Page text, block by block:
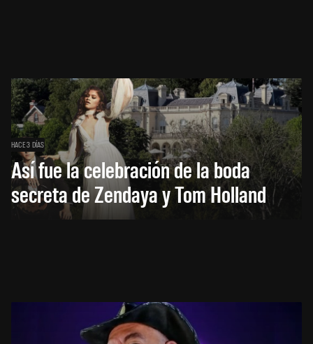
HACE 3 DÍAS
Así fue la celebración de la boda
secreta de Zendaya y Tom Holland